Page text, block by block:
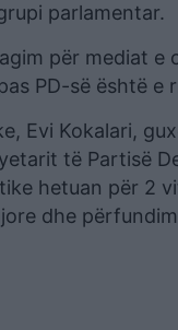
parlamentar.
për mediat
PD-së është e
Evi Kokalari,
të Partisë
hetuan për 2
dhe